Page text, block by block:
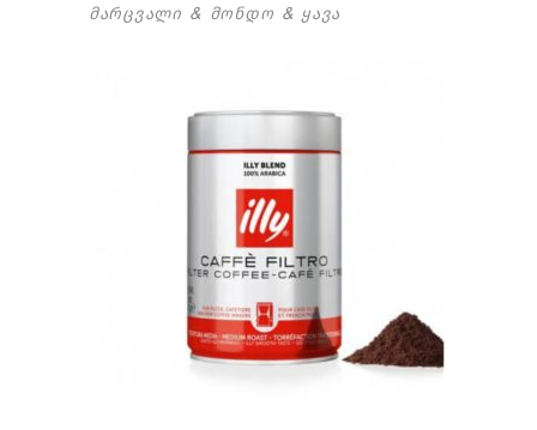
მარცვალი & მონდო & ყავა